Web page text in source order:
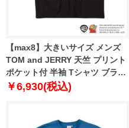
【max8】大きいサイズ メンズ
TOM and JERRY 天竺 プリント
ポケット付 半袖 Tシャツ ブラッ
ク 1278-5540-2 3L 4L 5L 6L 8L
￥6,930(税込)